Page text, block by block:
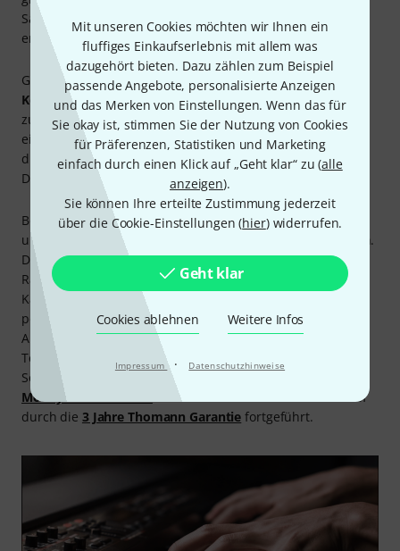
Mit unseren Cookies möchten wir Ihnen ein
fluffiges Einkaufserlebnis mit allem was
dazugehört bieten. Dazu zählen zum Beispiel
passende Angebote, personalisierte Anzeigen
und das Merken von Einstellungen. Wenn das für
Sie okay ist, stimmen Sie der Nutzung von Cookies
für Präferenzen, Statistiken und Marketing
einfach durch einen Klick auf „Geht klar“ zu (alle
anzeigen).
Sie können Ihre erteilte Zustimmung jederzeit
über die Cookie-Einstellungen (hier) widerrufen.
Geht klar
Cookies ablehnen Weitere Infos
Impressum · Datenschutzhinweise
Sachen Klang und Spielgefühl kommen Stage-Pianos
erstaunlich nah an das Original heran.
Gut zu wissen: Stage-Pianos werden häufig auch als
KeyboardsoderDigitalpianosbezeichnet. Im Unterschied
zu Keyboards haben sie oft einegewichtete Tastaturfür
ein möglichst Klavier-ähnliches Spielgefühl. Gleichzeitig ist
die Bauweise meist kompakter und leichter als bei
Digitalpianos.
Bei der Suche nach dem besten Stage-Piano für Anfänger
und Fortgeschrittene soll dieser Kaufberater behilflich sein.
Darüber hinaus informiert der große Thomann Online-
Ratgeber
im Detail über alles, was man beim
Kauf eines Stage-Pianos beachten muss. Und für die
persönliche Beratung steht die Thomann Keyboard-
Abteilung jederzeit unterkeyboards@thomann.de
Telefon 09546-9223-30 bereit. Der zuverlässige Thomann-
Service startet beim risikofreien Einkauf mit der
Money-Back-Garantie
und wird im Anschluss an den Kauf
durch die 3 Jahre Thomann Garantie fortgeführt.